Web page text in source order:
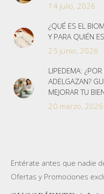
14 julio, 2026
¿QUÉ ES EL
Y PARA QUIÉN
25 junio, 2026
LIPEDEMA:
ADELGAZAN?
MEJORAR TU
20 marzo, 2026
Entérate antes que nadie
Ofertas y Promociones